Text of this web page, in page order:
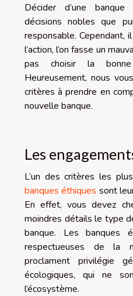
Décider d’une
décisions nobles que
responsable. Cependant,
l’action, l’on fasse un
pas choisir la
Heureusement, nous
critères à prendre en
nouvelle banque.
Les
L’un des critères les
banques éthiques sont
En effet, vous devez
moindres détails le type
banque. Les banques
respectueuses de la
proclament privilégie
écologiques, qui ne
l’écosystème.